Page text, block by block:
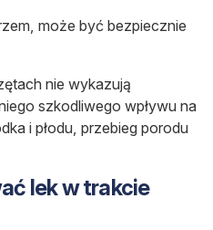
może być bezpiecznie
nie wykazują
szkodliwego wpływu na
i płodu, przebieg porodu
lek w trakcie